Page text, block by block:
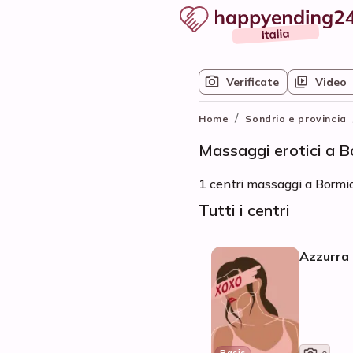
Verificate Video
Home / Sondrio e provincia
Massaggi erotici a
1 centri massaggi a
Tutti i centri
Azzurra